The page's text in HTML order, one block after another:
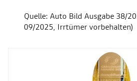
Quelle: Auto Bild Ausgabe 38/
09/2025, Irrtümer vorbehalten)